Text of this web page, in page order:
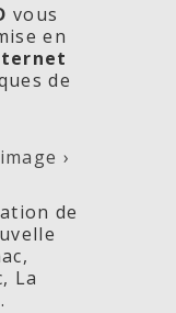
vous
en
de
›
de
La